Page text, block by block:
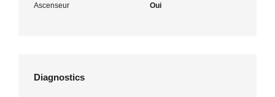
Ascenseur Oui
Diagnostics